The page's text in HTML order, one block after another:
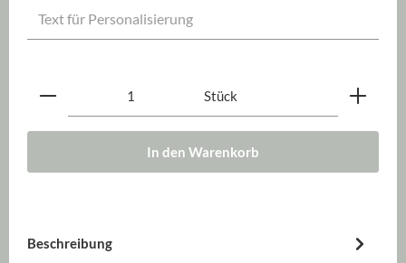
Produkt Anzahl: Gib den gewünschten Wert ein
Stück
In den Warenkorb
Beschreibung